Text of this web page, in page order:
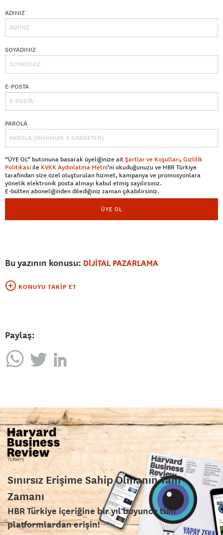
ADINIZ
SOYADINIZ
E-POSTA
PAROLA
“ÜYE OL” butonuna basarak üyeliğinize aitŞartlar ve Koşulları, Gizlilik
Politikası ile KVKK Aydınlatma Metni’ni okuduğunuzu ve HBR Türkiye
tarafından size özel oluşturulan hizmet, kampanya ve promosyonlara
yönelik elektronik posta almayı kabul etmiş sayılırsınız.
E-bülten aboneliğinden dilediğiniz zaman çıkabilirsiniz.
ÜYE OL
Bu yazının konusu: DİJİTAL PAZARLAMA
KONUYU TAKIP ET
Paylaş:
Sınırsız Erişime Sahip Olmanın Tam
Zamanı
HBR Türkiye içeriğine bir yıl boyunca tüm
platformlardan erişin!